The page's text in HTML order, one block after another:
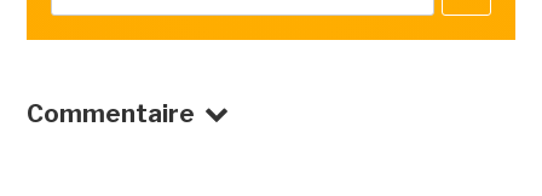
Commentaire